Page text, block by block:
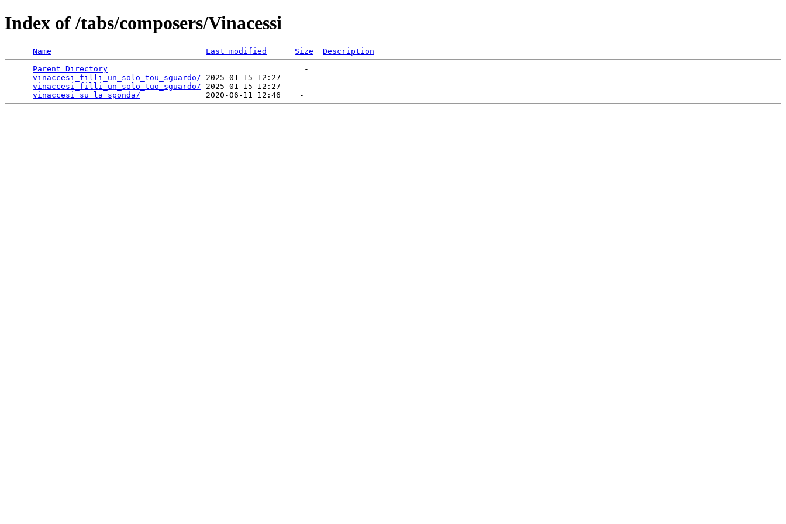
Index of /tabs/composers/Vinacessi
Name Last modified Size
Description
Parent Directory
                                          -
vinaccesi_filli_un_solo_tou_sguardo/ 2025-01-15 12:27    -
vinaccesi_filli_un_solo_tuo_sguardo/ 2025-01-15 12:27    -
vinaccesi_su_la_sponda/